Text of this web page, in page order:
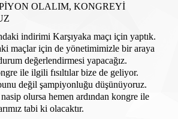
OLALIM, KONGREYİ
indirimi Karşıyaka maçı için yaptık.
maçlar için de yönetimimizle bir araya
değerlendirmesi yapacağız.
ile ilgili fısıltılar bize de geliyor.
değil şampiyonluğu düşünüyoruz.
olursa hemen ardından kongre ile
tabi ki olacaktır.